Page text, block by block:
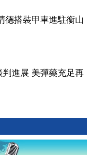
德搭裝甲車進駐衡山
判進展 美彈藥充足再